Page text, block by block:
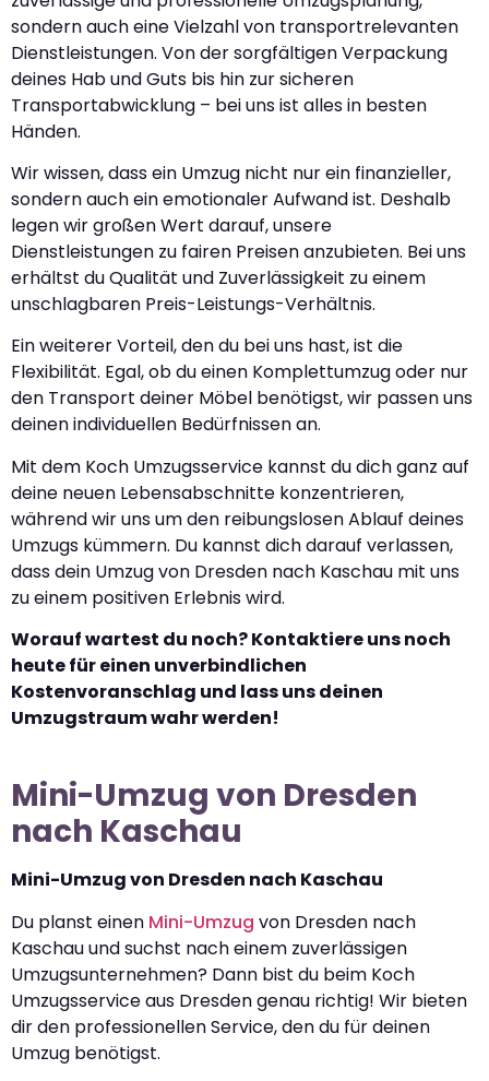
sondern auch eine Vielzahl von transportrelevanten
Dienstleistungen. Von der sorgfältigen Verpackung
deines Hab und Guts bis hin zur sicheren
Transportabwicklung – bei uns ist alles in besten
Händen.
Wir wissen, dass ein Umzug nicht nur ein finanzieller,
sondern auch ein emotionaler Aufwand ist. Deshalb
legen wir großen Wert darauf, unsere
Dienstleistungen zu fairen Preisen anzubieten. Bei uns
erhältst du Qualität und Zuverlässigkeit zu einem
unschlagbaren Preis-Leistungs-Verhältnis.
Ein weiterer Vorteil, den du bei uns hast, ist die
Flexibilität. Egal, ob du einen Komplettumzug oder nur
den Transport deiner Möbel benötigst, wir passen uns
deinen individuellen Bedürfnissen an.
Mit dem Koch Umzugsservice kannst du dich ganz auf
deine neuen Lebensabschnitte konzentrieren,
während wir uns um den reibungslosen Ablauf deines
Umzugs kümmern. Du kannst dich darauf verlassen,
dass dein Umzug von Dresden nach Kaschau mit uns
zu einem positiven Erlebnis wird.
Worauf wartest du noch? Kontaktiere uns noch
heute für einen unverbindlichen
Kostenvoranschlag und lass uns deinen
Umzugstraum wahr werden!
Mini-Umzug von Dresden
nach Kaschau
Mini-Umzug von Dresden nach Kaschau
Du planst einen Mini-Umzug von Dresden nach
Kaschau und suchst nach einem zuverlässigen
Umzugsunternehmen? Dann bist du beim Koch
Umzugsservice aus Dresden genau richtig! Wir bieten
dir den professionellen Service, den du für deinen
Umzug benötigst.